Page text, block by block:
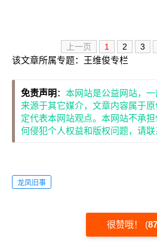
上一页 1 2 3
该文章所属专题： 王维俊专栏
免责声明 ： 本网站是公益网站，
来源于其它媒介，文章内容属于
定代表本网站观点。本网站不承
何侵犯个人权益和版权问题，请
龙凤旧事
很赞哦！ (87